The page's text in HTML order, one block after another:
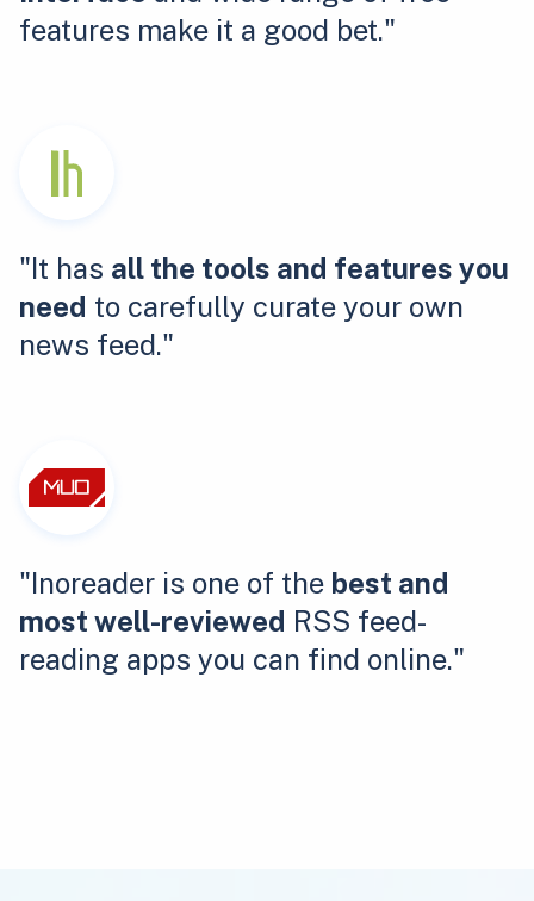
features make it a good bet."
"It has all the tools and features you
need to carefully curate your own
news feed."
"Inoreader is one of the best and
most well-reviewed RSS feed-
reading apps you can find online."